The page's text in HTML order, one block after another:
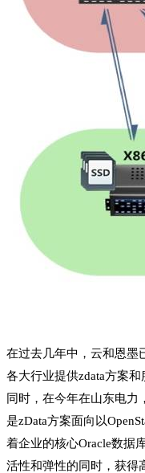
在过去几年中，云和恩墨
各大行业提供zdata方案
同时，在今年在山东电力
是zData方案面向以
着企业的核心Oracle数据
活性和弹性的同时，获得